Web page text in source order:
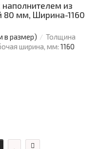
наполнителем из
80 мм, Ширина-1160
в размер)
Толщина
ширина, мм: 1160